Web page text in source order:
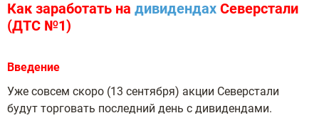
Как заработать на дивидендах Северстали
(ДТС №1)
Введение
Уже совсем скоро (13 сентября) акции Северстали
будут торговать последний день с дивидендами.